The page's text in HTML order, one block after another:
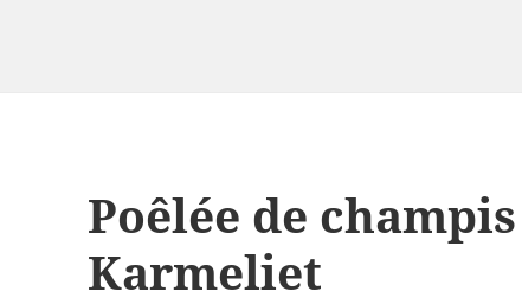
Poêlée de
Karmeliet